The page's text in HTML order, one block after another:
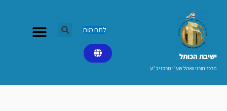
ישיבת הכותל​
מרכז תורני וואהל שע"י מרכז יב"ע
לתרומות